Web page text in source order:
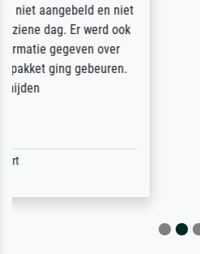
sorgfältig und sicher
unbeschadet bei uns
unser letzter
Dank!